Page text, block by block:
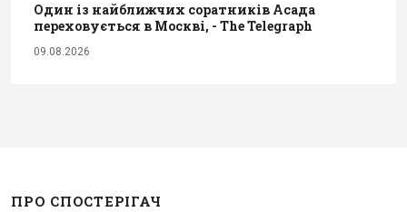
Один із найближчих соратників Асада
переховується в Москві, - The Telegraph
09.08.2026
ПРО СПОСТЕРІГАЧ